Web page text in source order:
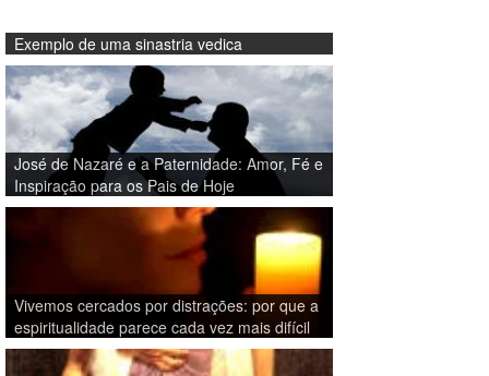
Exemplo de uma sinastria vedica
José de Nazaré e a Paternidade: Amor, Fé e
Inspiração para os Pais de Hoje
Vivemos cercados por distrações: por que a
espiritualidade parece cada vez mais difícil